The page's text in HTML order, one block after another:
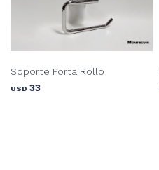
Soporte Porta Rollo
USD 33